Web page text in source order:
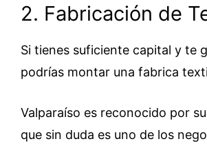
2. Fabricación de
Si tienes suficiente capital y te
podrías montar una fabrica
Valparaíso es reconocido por
que sin duda es uno de los